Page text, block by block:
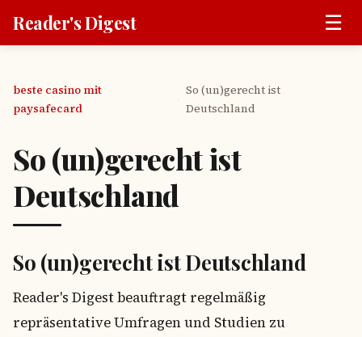
Reader's Digest ☰
beste casino mit
paysafecard
So (un)gerecht ist
Deutschland
So (un)gerecht ist
Deutschland
So (un)gerecht ist Deutschland
Reader's Digest beauftragt regelmäßig
repräsentative Umfragen und Studien zu